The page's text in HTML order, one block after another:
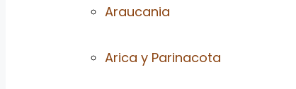
Araucania
Arica y Parinacota